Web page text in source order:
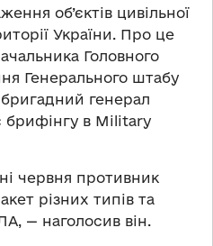
об’єктів цивільної
України. Про це
Головного
Генерального штабу
генерал
брифінгу в Military
червня противник
різних типів та
— наголосив він.